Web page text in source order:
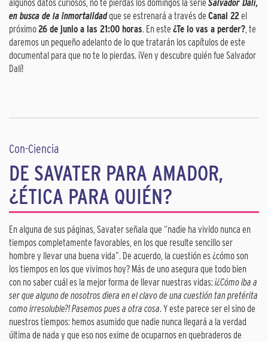
algunos datos curiosos, no te pierdas los domingos la serieSalvador Dalí,
en busca de la inmortalidadque se estrenará a través de Canal 22el
próximo26 de junio a las 21:00 horas. En este ¿Te lo vas a perder?, te
daremos un pequeño adelanto de lo que tratarán los capítulos de este
documental para que no te lo pierdas. ¡Ven y descubre quién fue Salvador
Dalí!
Con-Ciencia
DE SAVATER PARA AMADOR,
¿ÉTICA PARA QUIÉN?
En alguna de sus páginas, Savater señala que “nadie ha vivido nunca en
tiempos completamente favorables, en los que resulte sencillo ser
hombre y llevar una buena vida”. De acuerdo, la cuestión es ¿cómo son
los tiempos en los que vivimos hoy? Más de uno asegura que todo bien
con no saber cuál es la mejor forma de llevar nuestras vidas:¡¿Cómo iba a
ser que alguno de nosotros diera en el clavo de una cuestión tan pretérita
como irresoluble?! Pasemos pues a otra cosa. Y este parece ser el sino de
nuestros tiempos: hemos asumido que nadie nunca llegará a la verdad
última de nada y que eso nos exime de ocuparnos en quebraderos de